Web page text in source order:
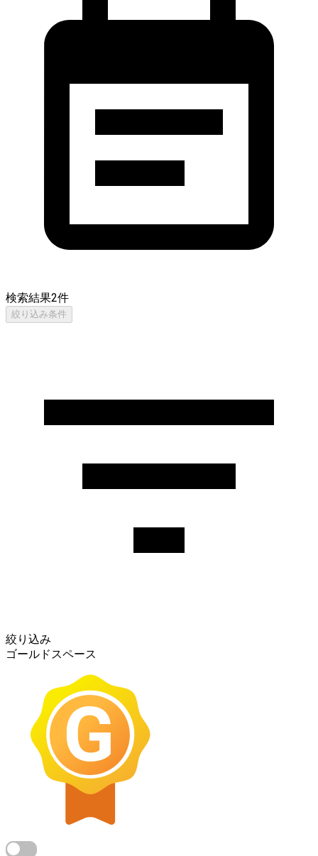
検索結果2件
絞り込み条件
絞り込み
ゴールドスペース